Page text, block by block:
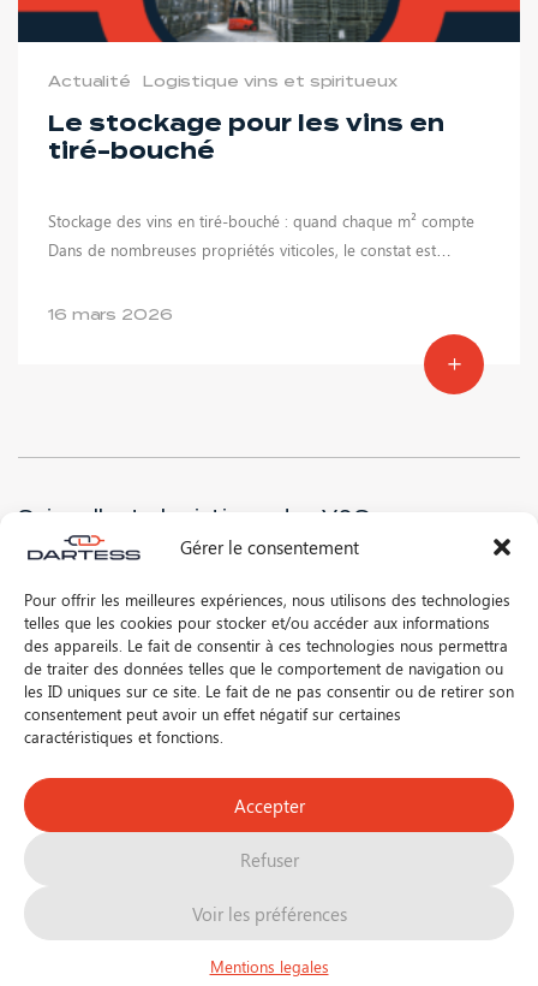
Gérer le consentement
Pour offrir les meilleures expériences, nous utilisons des technologies
telles que les cookies pour stocker et/ou accéder aux informations
des appareils. Le fait de consentir à ces technologies nous permettra
de traiter des données telles que le comportement de navigation ou
les ID uniques sur ce site. Le fait de ne pas consentir ou de retirer son
consentement peut avoir un effet négatif sur certaines
caractéristiques et fonctions.
Accepter
Refuser
Voir les préférences
Mentions legales
Actualité Logistique vins et spiritueux
Le stockage pour les vins en
tiré-bouché
Stockage des vins en tiré-bouché : quand chaque m² compte
Dans de nombreuses propriétés viticoles, le constat est…
16 mars 2026
Suivre l'actu logistique des V&S
* J’ai lu et accepte lapolitique de confidentialitéde ce site
Suivez-nous sur les réseaux !
©2026 DARTESS
La supply chain des vins et spiritueux
Mentions légales
Contact